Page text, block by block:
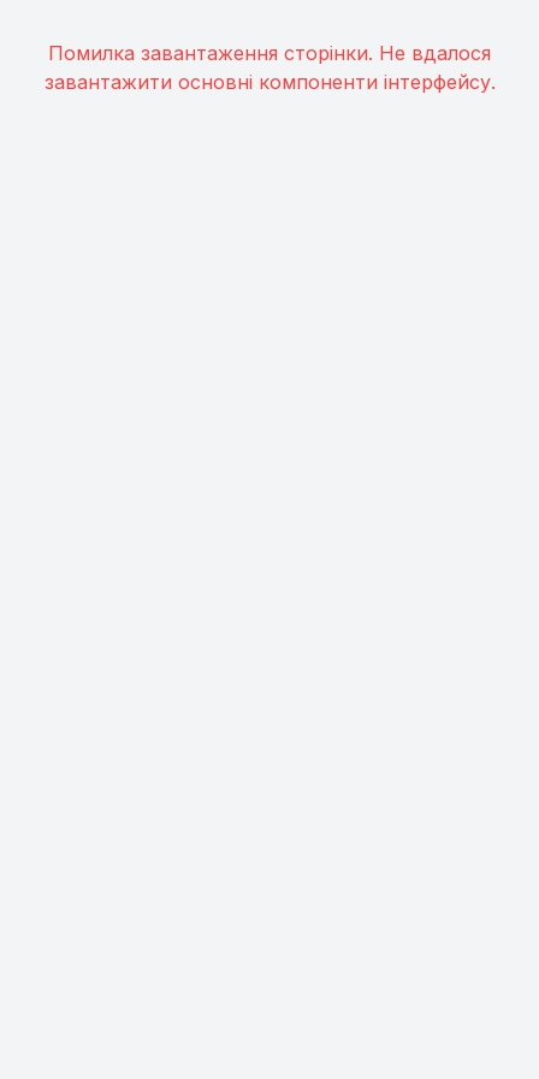
Помилка завантаження сторінки. Не вдалося
завантажити основні компоненти інтерфейсу.